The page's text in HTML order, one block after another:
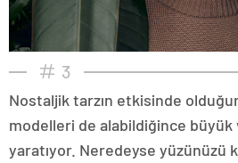
3
Nostaljik tarzın etkisinde
modelleri de alabildiğince
yaratıyor. Neredeyse yüzünüzü